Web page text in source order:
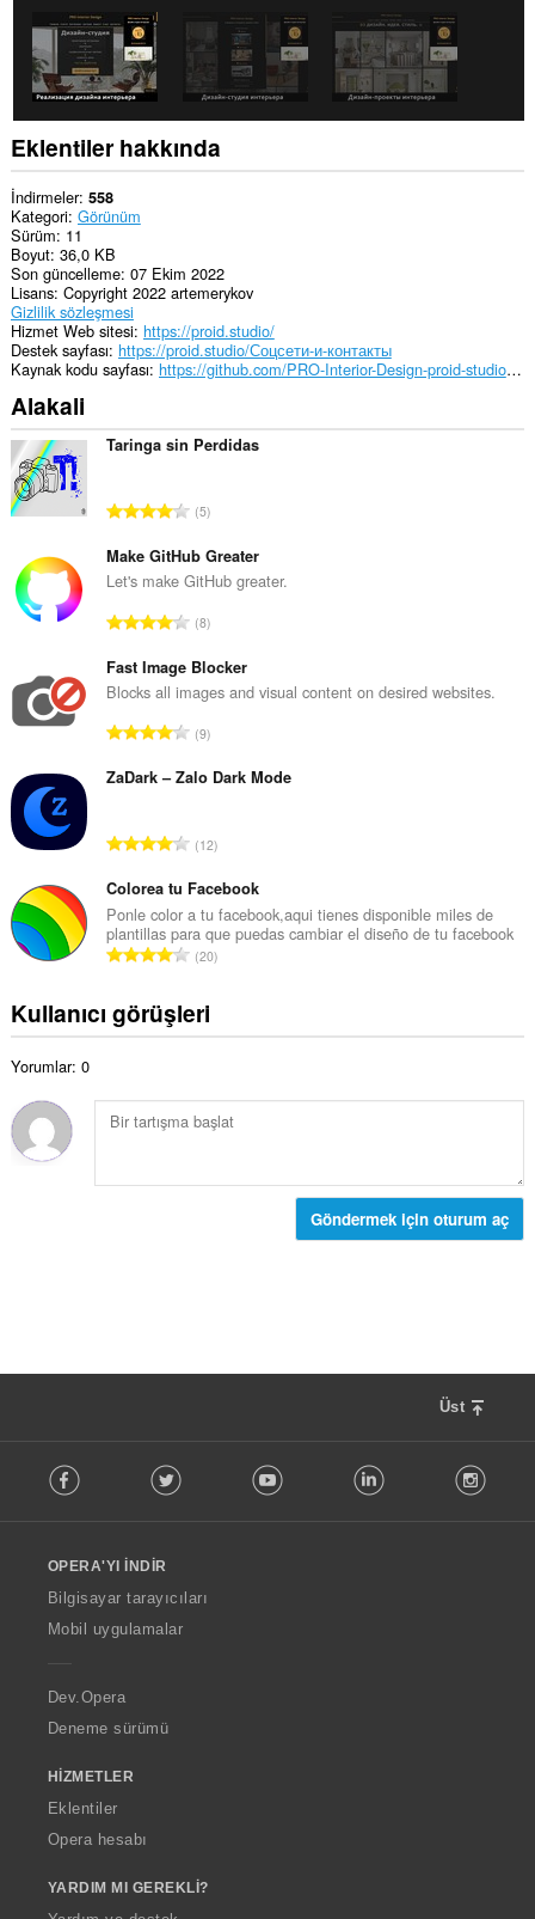
Eklentiler hakkında
İndirmeler 558
Kategori Görünüm
Sürüm 11
Boyut 36,0 KB
Son güncelleme 07 Ekim 2022
Lisans Copyright 2022 artemerykov
Gizlilik sözleşmesi
Hizmet Web sitesi https://proid.studio/
Destek sayfası https://proid.studio/Соцсети-и-контакты
Kaynak kodu sayfası
https://github.com/PRO-Interior-Design-proid-studio/extension-for-the-browser-proid-studio.git
Alakali
Taringa sin Perdidas
T
p
l
m
y
s
a
y
ı
:
5
Make GitHub Greater
Let's make GitHub greater.
T
p
l
m
y
a
y
ı
s
ı
:
8
Fast Image Blocker
Blocks all images and visual content on desired websites.
T
p
m
y
s
a
y
s
ı
9
ZaDark – Zalo Dark Mode
T
p
l
a
m
y
s
ı
s
12
Colorea tu Facebook
Ponle color a tu facebook,aqui tienes disponible miles de
plantillas para que puedas cambiar el diseño de tu facebook
T
l
o
y
y
20
Kullanıcı görüşleri
Yorumlar: 0
Göndermek için oturum aç
Üst
o
w
O
p
a
Facebook Twitter Youtube LinkedIn
OPERA'YI İNDIR
Bilgisayar tarayıcıları
Mobil uygulamalar
Dev.Opera
Deneme sürümü
HIZMETLER
Eklentiler
Opera hesabı
YARDIM MI GEREKLI?